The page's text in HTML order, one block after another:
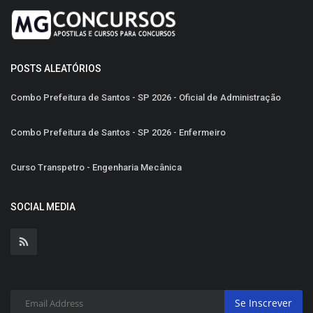
POSTS ALEATÓRIOS
Combo Prefeitura de Santos - SP 2026 - Oficial de Administração
Combo Prefeitura de Santos - SP 2026 - Enfermeiro
Curso Transpetro - Engenharia Mecânica
SOCIAL MEDIA
Se Inscrever